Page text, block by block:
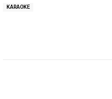
KARAOKE